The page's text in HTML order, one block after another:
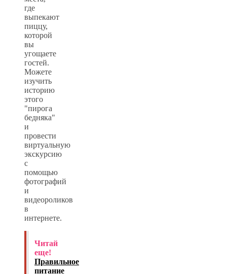
где
выпекают
пиццу,
которой
вы
угощаете
гостей.
Можете
изучить
историю
этого
"пирога
бедняка"
и
провести
виртуальную
экскурсию
с
помощью
фотографий
и
видеороликов
в
интернете.
Читай
еще!
Правильное
питание